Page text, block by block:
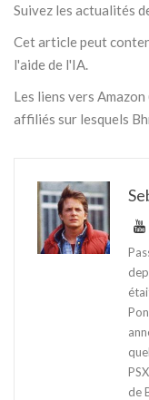
Suivez les actualités
Cet article peut
l'aide de l'IA.
Les liens vers
affiliés sur lesquels
de